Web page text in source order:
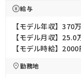
給与
【モデル年収】370
【モデル月収】
【モデル時給】2000
勤務地